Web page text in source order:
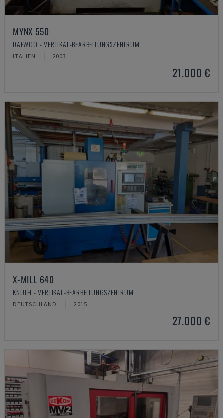
MYNX 550
DAEWOO - VERTIKAL-BEARBEITUNGSZENTRUM
ITALIEN 2003
21.000 €
X-MILL 640
KNUTH - VERTIKAL-BEARBEITUNGSZENTRUM
DEUTSCHLAND 2015
27.000 €